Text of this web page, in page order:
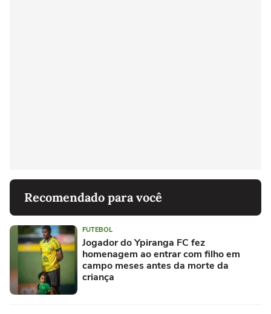
Recomendado para você
FUTEBOL
Jogador do Ypiranga FC fez
homenagem ao entrar com filho em
campo meses antes da morte da
criança